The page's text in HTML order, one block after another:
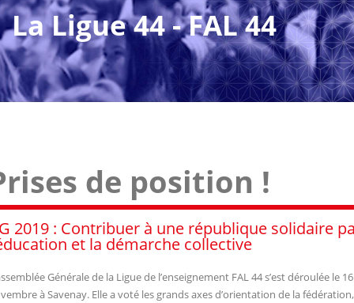
La Ligue 44 - FAL 44
de position !
2019 : Contribuer à une république solidaire
et la démarche collective
Générale de la Ligue de l’enseignement FAL 44 s’est déroulée le 16
à Savenay. Elle a voté les grands axes d’orientation de la fédération,